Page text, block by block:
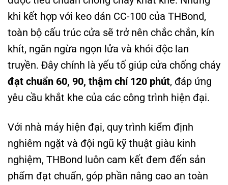
khi kết hợp với keo dán CC-100 của THBond,
toàn bộ cấu trúc cửa sẽ trở nên chắc chắn, kín
khít, ngăn ngừa ngọn lửa và khói độc lan
truyền. Đây chính là yếu tố giúp cửa chống cháy
đạt chuẩn 60, 90, thậm chí 120 phút, đáp ứng
yêu cầu khắt khe của các công trình hiện đại.
Với nhà máy hiện đại, quy trình kiểm định
nghiêm ngặt và đội ngũ kỹ thuật giàu kinh
nghiệm, THBond luôn cam kết đem đến sản
phẩm đạt chuẩn, góp phần nâng cao an toàn